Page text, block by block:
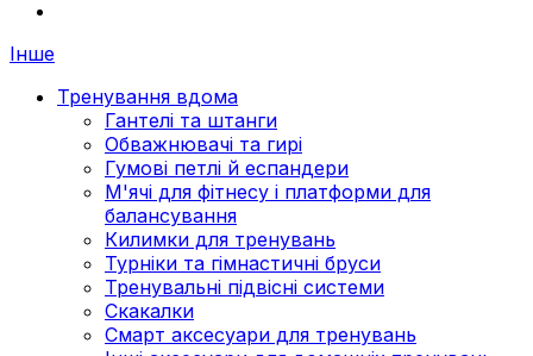
Інше
Тренування вдома
Гантелі та штанги
Обважнювачі та гирі
Гумові петлі й еспандери
М'ячі для фітнесу і платформи для
балансування
Килимки для тренувань
Турніки та гімнастичні бруси
Тренувальні підвісні системи
Скакалки
Смарт аксесуари для тренувань